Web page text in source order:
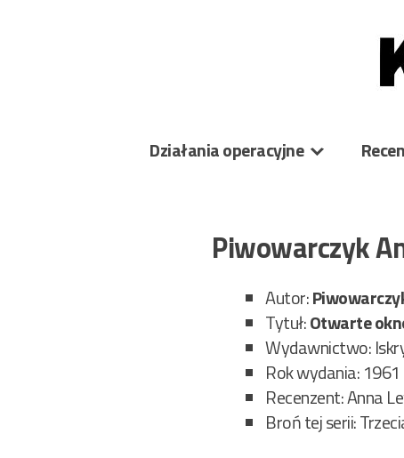
Działania operacyjne
Piwowarczyk
Autor:
Tytuł:Otwarte
Wydawnictwo:
Rok wydania: 1961
Recenzent: Anna
Broń tej serii: